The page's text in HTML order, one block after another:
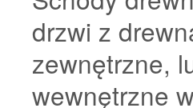
drzwi z
zewnętrzne,
wewnętrzne